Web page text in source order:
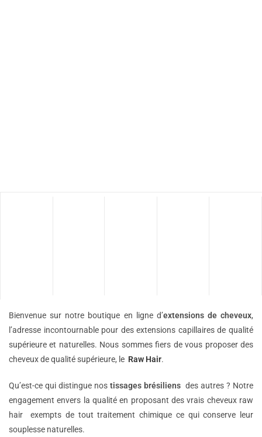
Bienvenue sur notre boutique en ligne d’extensions decheveux,
l’adresse incontournable pour des extensions capillaires de qualité
supérieure et naturelles. Nous sommes fiers de vous proposer des
cheveux de qualité supérieure, le Raw Hair.
Qu’est-ce qui distingue nos tissages brésiliens des autres ? Notre
engagement envers la qualité en proposant des vrais cheveux raw
hair exempts de tout traitement chimique ce qui conserve leur
souplesse naturelles.